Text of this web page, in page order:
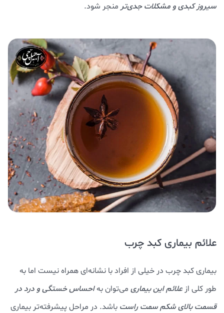
سیروز کبدی و مشکلات جدی‌تر منجر شود.
علائم بیماری کبد چرب
بیماری کبد چرب در خیلی از افراد با نشانه‌ای همراه نیست اما به
طور کلی از علائم این بیماری می‌توان بهاحساس خستگی و درد در
قسمت بالای شکم سمت راست باشد. در مراحل پیشرفته‌تر بیماری